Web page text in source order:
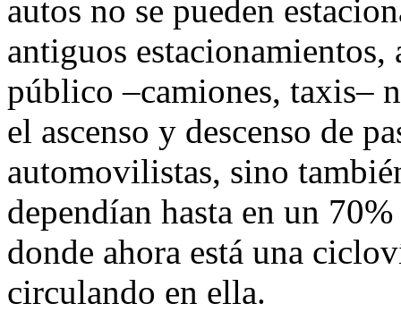
autos no se pueden
antiguos estacionamientos,
público –camiones, taxis–
el ascenso y descenso de
automovilistas, sino
dependían hasta en un
donde ahora está una
circulando en ella.